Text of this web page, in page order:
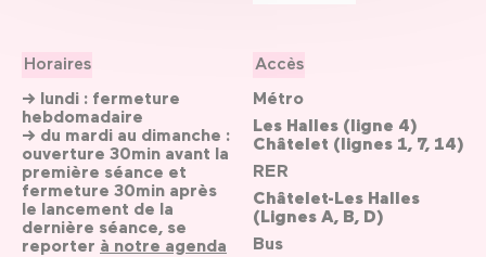
Horaires
→ lundi : fermeture
hebdomadaire
→ du mardi au dimanche :
ouverture 30min avant la
première séance et
fermeture 30min après
le lancement de la
dernière séance, se
reporter à notre agenda
Accès
Métro
Les Halles (ligne 4)
Châtelet (lignes 1, 7, 14)
RER
Châtelet-Les Halles
(Lignes A, B, D)
Bus